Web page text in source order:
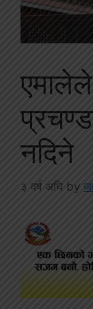
नदिने
३ वर्ष अघि by